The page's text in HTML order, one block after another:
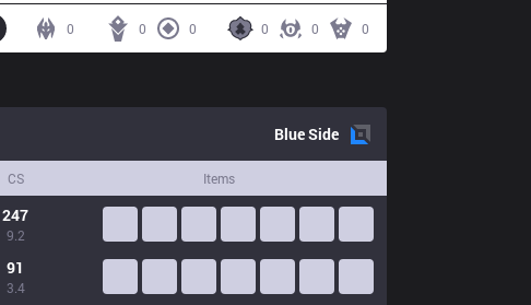
0 0 0
0 0
0
BlueSide
CS Items
247
9.2
91
3.4